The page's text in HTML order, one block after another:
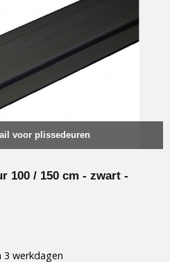
voor plissedeuren
100 / 150 cm - zwart -
3 werkdagen